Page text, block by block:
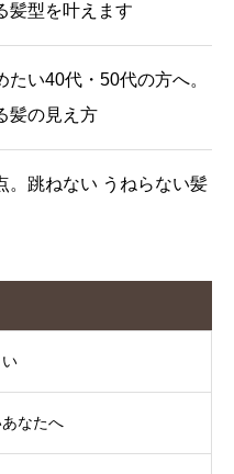
髪型を叶えます
い40代・50代の方へ。
髪の見え方
。跳ねない うねらない髪
なたへ